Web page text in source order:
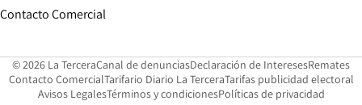
Contacto Comercial
© 2026 La TerceraCanal de denunciasOpens in new window
Declaración de InteresesOpens in
Remates
Contacto ComercialOpens in new window
Tarifario Diario La TerceraOpens in new window
Tarifas publicidad electoral
Avisos LegalesOpens in new window
Términos y condicionesPolíticas de privacidad